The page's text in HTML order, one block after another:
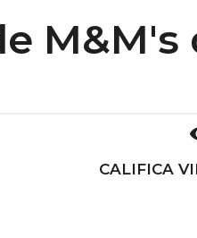
M&M's
CALIFICA